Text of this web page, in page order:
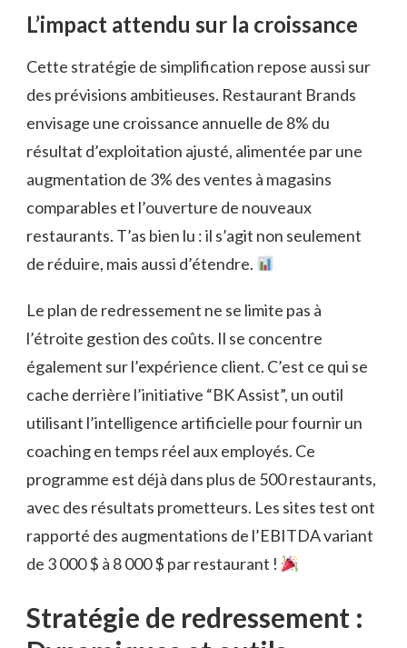
L’impact attendu sur la croissance
Cette stratégie de simplification repose aussi sur
des prévisions ambitieuses. Restaurant Brands
envisage une croissance annuelle de 8% du
résultat d’exploitation ajusté, alimentée par une
augmentation de 3% des ventes à magasins
comparables et l’ouverture de nouveaux
restaurants. T’as bien lu : il s’agit non seulement
de réduire, mais aussi d’étendre.
Le plan de redressement ne se limite pas à
l’étroite gestion des coûts. Il se concentre
également sur l’expérience client. C’est ce qui se
cache derrière l’initiative “BK Assist”, un outil
utilisant l’intelligence artificielle pour fournir un
coaching en temps réel aux employés. Ce
programme est déjà dans plus de 500 restaurants,
avec des résultats prometteurs. Les sites test ont
rapporté des augmentations de l’EBITDA variant
de 3 000 $ à 8 000 $ par restaurant !
Stratégie de redressement :